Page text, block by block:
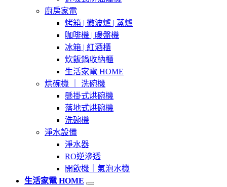
廚房家電
烤箱 | 微波爐 | 蒸爐
咖啡機 | 暖盤機
冰箱 | 紅酒櫃
炊飯鍋收納櫃
生活家電 HOME
烘碗機 ｜ 洗碗機
懸掛式烘碗機
落地式烘碗機
洗碗機
淨水設備
淨水器
RO逆滲透
開飲機｜氣泡水機
生活家電 HOME